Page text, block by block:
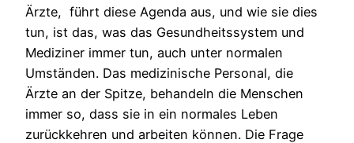
Ärzte, führt diese Agenda aus, und wie sie dies
tun, ist das, was das Gesundheitssystem und
Mediziner immer tun, auch unter normalen
Umständen. Das medizinische Personal, die
Ärzte an der Spitze, behandeln die Menschen
immer so, dass sie in ein normales Leben
zurückkehren und arbeiten können. Die Frage